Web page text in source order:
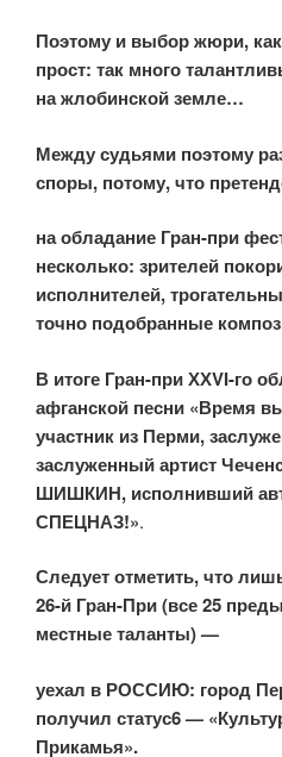
Поэтому и выбор жюри,
прост: так много
на жлобинской земле…
Между судьями поэтому
споры, потому, что
на обладание Гран-при
несколько: зрителей
исполнителей,
точно подобранные
В итоге Гран-при ХХVI-го
афганской песни «Время
участник из Перми,
заслуженный артист
ШИШКИН, исполнивший
СПЕЦНАЗ!».
Следует отметить, что
26-й Гран-При (все 25
местные таланты) —
уехал в РОССИЮ: город
получил статус6 —
Прикамья».